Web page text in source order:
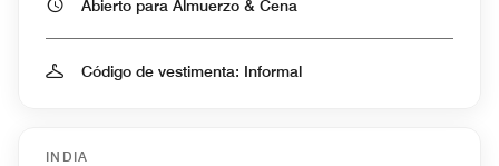
Abierto para Almuerzo & Cena
Código de vestimenta: Informal
INDIA